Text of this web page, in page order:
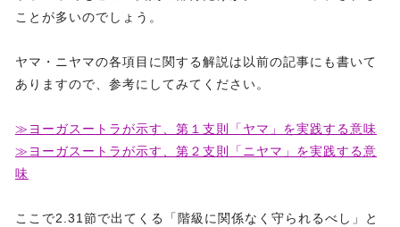
ことが多いのでしょう。
ヤマ・ニヤマの各項目に関する解説は以前の記事にも書いて
ありますので、参考にしてみてください。
≫ヨーガスートラが示す、第１支則「ヤマ」を実践する意味
≫ヨーガスートラが示す、第２支則「ニヤマ」を実践する意
味
ここで2.31節で出てくる「階級に関係なく守られるべし」と